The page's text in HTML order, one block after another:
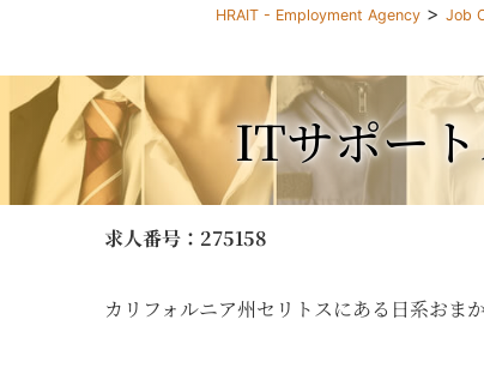
HRAIT - Employment Agency > Job
ITサポー
求人番号 ：275158
カリフォルニア州セリトスにある日系おま